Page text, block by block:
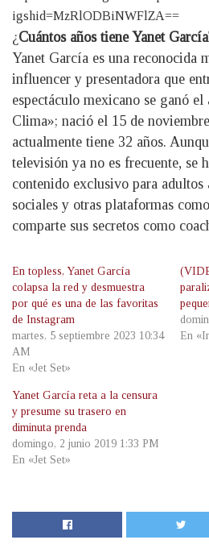
igshid=MzRlODBiNWFlZA==
¿Cuántos años tiene Yanet
Yanet García es una reconocida
influencer y presentadora que
espectáculo mexicano se ganó
Clima»; nació el 15 de
actualmente tiene 32 años.
televisión ya no es frecuente, se
contenido exclusivo para adultos
sociales y otras plataformas
comparte sus secretos como
En topless, Yanet García
colapsa la red y desmuestra
por qué es una de las favoritas
de Instagram
martes, 5 septiembre 2023 10:34
AM
En «Jet Set»
En
Yanet García reta a la censura
y presume su trasero en
diminuta prenda
domingo, 2 junio 2019 1:33 PM
En «Jet Set»